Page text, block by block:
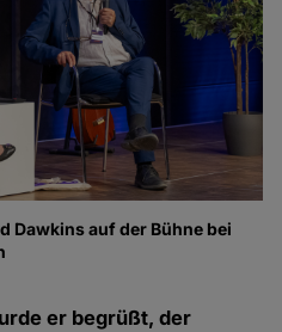
Dawkins auf der Bühne bei
er begrüßt, der